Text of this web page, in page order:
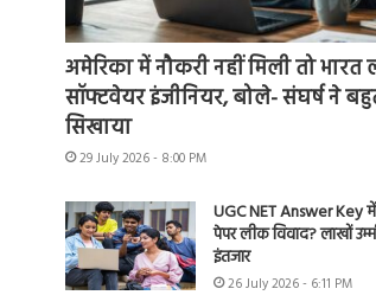
अमेरिका में नौकरी नहीं मिली तो भारत
सॉफ्टवेयर इंजीनियर, बोले- संघर्ष ने
सिखाया
29 July 2026 - 8:00 PM
UGC NET Answer Key
पेपर लीक विवाद? लाखों
इंतजार
26 July 2026 - 6:11 PM